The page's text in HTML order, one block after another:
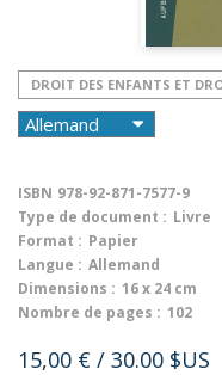
DROIT DES ENFANTS ET
ISBN 978-92-871-7577-9
Type de document : Livre
Format : Papier
Langue : Allemand
Dimensions : 16 x 24 cm
Nombre de pages : 102
15,00 € / 30.00 $US